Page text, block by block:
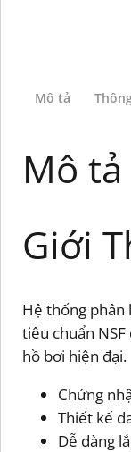
Mô tả
Mô tả
Giới
Hệ thống phân
tiêu chuẩn
hồ bơi hiện đại.
Chứng
Thiết kế
Dễ dàng